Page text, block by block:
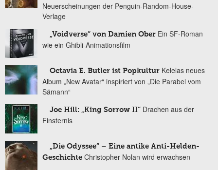
Neuerscheinungen der Penguin-Random-House-
Verlage
„Voidverse“ von Damien Ober Ein SF-Roman
wie ein Ghibli-Animationsfilm
Octavia E. Butler ist Popkultur Kelelas neues
Album „New Avatar“ inspiriert von „Die Parabel vom
Sämann“
Joe Hill: „King Sorrow II“ Drachen aus der
Finsternis
„Die Odyssee“ – Eine antike Anti-Helden-
Geschichte Christopher Nolan wird erwachsen